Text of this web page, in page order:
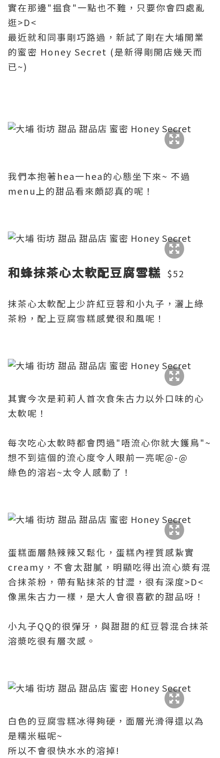
實在那邊"揾食"一點也不難，只要你會四處亂
逛>D<
最近就和同事剛巧路過，新試了剛在大埔開業
的蜜密 Honey Secret (是新得剛開店幾天而
已~)
我們本抱著hea一hea的心態坐下來~ 不過
menu上的甜品看來頗認真的呢！
和蜂抹茶心太軟配豆腐雪糕 $52
抹茶心太軟配上少許紅豆蓉和小丸子，灑上綠
茶粉，配上豆腐雪糕感覺很和風呢！
其實今次是莉莉人首次食朱古力以外口味的心
太軟呢！
每次吃心太軟時都會閃過"唔流心你就大鑊鳥"~
想不到這個的流心度令人眼前一亮呢@-@
綠色的溶岩~太令人感動了！
蛋糕面層熱辣辣又鬆化，蛋糕內裡質感紥實
creamy，不會太甜膩，明顯吃得出流心漿有混
合抹茶粉，帶有點抹茶的甘澀，很有深度>D<
像黑朱古力一樣，是大人會很喜歡的甜品呀！
小丸子QQ的很彈牙，與甜甜的紅豆蓉混合抹茶
溶漿吃很有層次感。
白色的豆腐雪糕冰得夠硬，面層光滑得還以為
是糯米糍呢~
所以不會很快水水的溶掉!